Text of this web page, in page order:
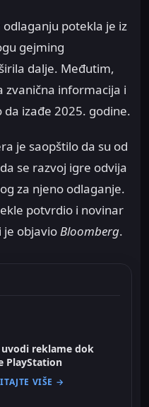
potekla je iz
gejming
dalje. Međutim,
zvanična informacija i
izađe 2025. godine.
je saopštilo da su od
se razvoj igre odvija
za njeno odlaganje.
potvrdio i novinar
je objavioBloomberg.
uvodi reklame dok
PlayStation
VIŠE →